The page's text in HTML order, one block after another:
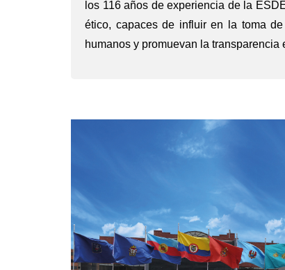
los 116 años de experiencia de la
ético, capaces de influir en la toma
humanos y promuevan la transparencia